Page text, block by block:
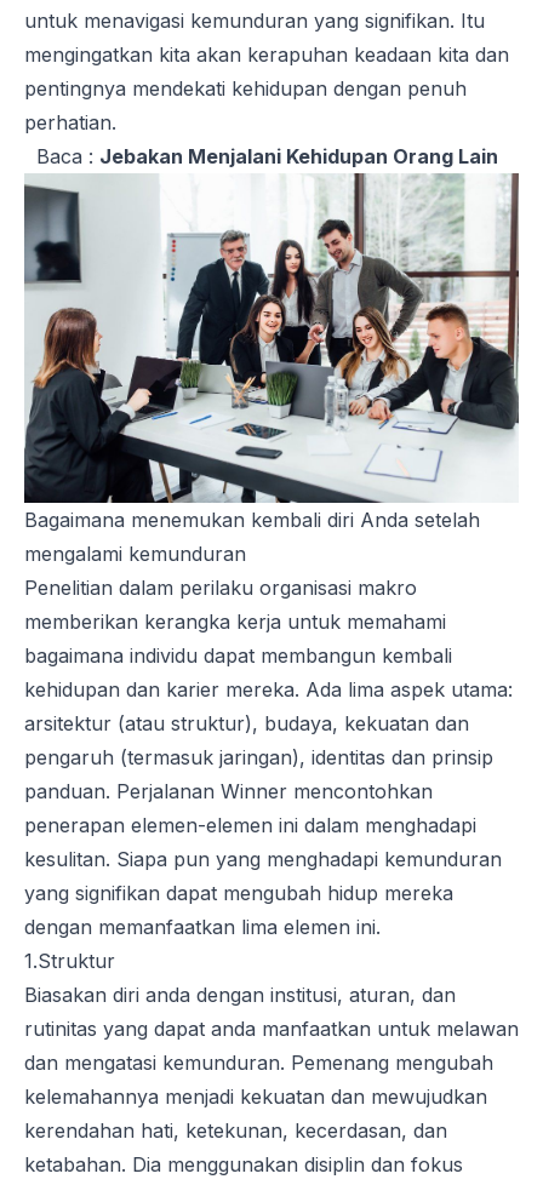
untuk menavigasi kemunduran yang signifikan. Itu
mengingatkan kita akan kerapuhan keadaan kita dan
pentingnya mendekati kehidupan dengan penuh
perhatian.
Baca : Jebakan Menjalani Kehidupan Orang Lain
Bagaimana menemukan kembali diri Anda setelah
mengalami kemunduran
Penelitian dalam perilaku organisasi makro
memberikan kerangka kerja untuk memahami
bagaimana individu dapat membangun kembali
kehidupan dan karier mereka. Ada lima aspek utama:
arsitektur (atau struktur), budaya, kekuatan dan
pengaruh (termasuk jaringan), identitas dan prinsip
panduan. Perjalanan Winner mencontohkan
penerapan elemen-elemen ini dalam menghadapi
kesulitan. Siapa pun yang menghadapi kemunduran
yang signifikan dapat mengubah hidup mereka
dengan memanfaatkan lima elemen ini.
1.Struktur
Biasakan diri anda dengan institusi, aturan, dan
rutinitas yang dapat anda manfaatkan untuk melawan
dan mengatasi kemunduran. Pemenang mengubah
kelemahannya menjadi kekuatan dan mewujudkan
kerendahan hati, ketekunan, kecerdasan, dan
ketabahan. Dia menggunakan disiplin dan fokus